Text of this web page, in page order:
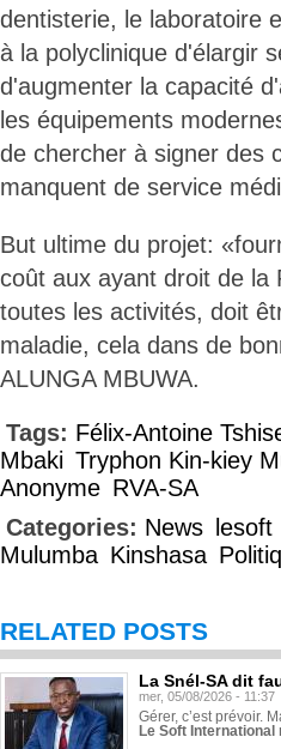
dentisterie, le laboratoire
à la polyclinique d'élargir
d'augmenter la capacité
les équipements
de chercher à signer des
manquent de service
But ultime du projet:
coût aux ayant droit de la
toutes les activités, doit
maladie, cela dans de
ALUNGA MBUWA.
Tags: Félix-Antoine
Mbaki Tryphon Kin-kiey
Anonyme RVA-SA
Categories: News lesoft
Mulumba Kinshasa
RELATED POSTS
La Snél-SA dit
mer, 05/08/2026 - 11:37
Gérer, c’est prévoir.
Le Soft